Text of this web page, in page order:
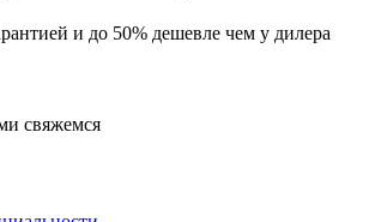
и до 50% дешевле чем у дилера
свяжемся